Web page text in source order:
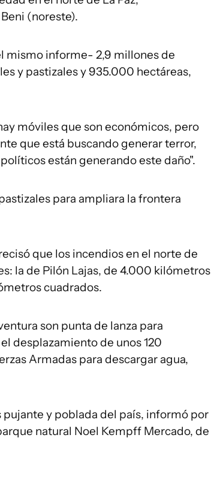
(noreste).
mismo informe- 2,9 millones de
y pastizales y 935.000 hectáreas,
móviles que son económicos, pero
que está buscando generar terror,
están generando este daño".
para ampliara la frontera
que los incendios en el norte de
la de Pilón Lajas, de 4.000 kilómetros
cuadrados.
son punta de lanza para
desplazamiento de unos 120
Armadas para descargar agua,
pujante y poblada del país, informó por
natural Noel Kempff Mercado, de